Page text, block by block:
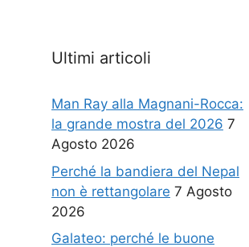
Ultimi articoli
Man Ray alla Magnani-Rocca:
la grande mostra del 2026 7
Agosto 2026
Perché la bandiera del Nepal
non è rettangolare 7 Agosto
2026
Galateo: perché le buone